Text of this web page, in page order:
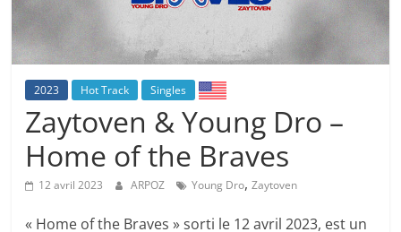
2023 Hot Track Singles
Zaytoven & Young Dro –
Home of the Braves
12 avril 2023 ARPOZ Young Dro,Zaytoven
« Home of the Braves » sorti le 12 avril 2023, est un